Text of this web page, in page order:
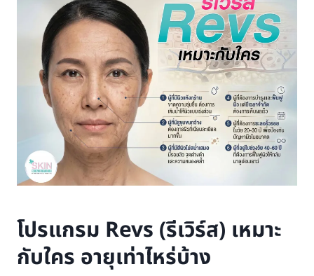
โปรแกรม Revs (รีเวิร์ส) เหมาะ
กับใคร อายุเท่าไหร่บ้าง